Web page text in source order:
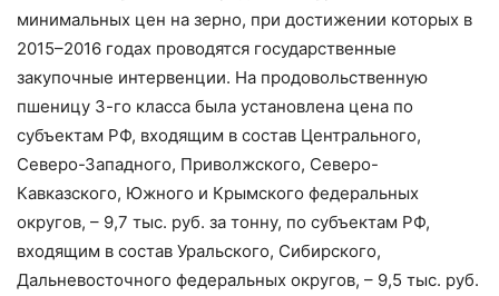
минимальных цен на зерно, при достижении которых в
2015–2016 годах проводятся государственные
закупочные интервенции. На продовольственную
пшеницу 3-го класса была установлена цена по
субъектам РФ, входящим в состав Центрального,
Северо-Западного, Приволжского, Северо-
Кавказского, Южного и Крымского федеральных
округов, – 9,7 тыс. руб. за тонну, по субъектам РФ,
входящим в состав Уральского, Сибирского,
Дальневосточного федеральных округов, – 9,5 тыс. руб.